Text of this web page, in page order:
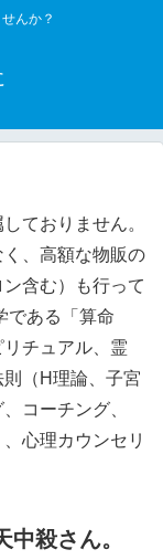
んか？
ておりません。
、高額な物販の
含む）も行って
である「算命
チュアル、霊
（H理論、子宮
コーチング、
心理カウンセリ
殺さん。